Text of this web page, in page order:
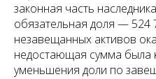
законная часть
обязательная доля — 524
незавещанных активов
недостающая сумма была
уменьшения доли по